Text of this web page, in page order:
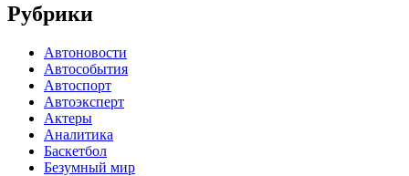
Рубрики
Автоновости
Автособытия
Автоспорт
Автоэксперт
Актеры
Аналитика
Баскетбол
Безумный мир